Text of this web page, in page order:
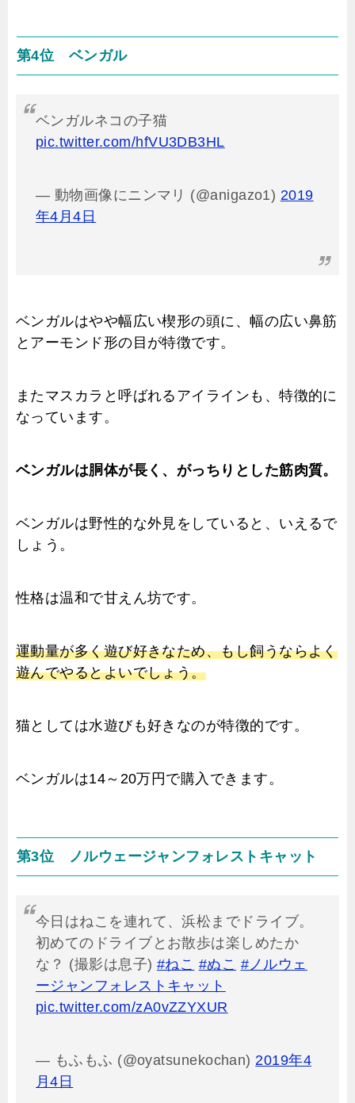
第4位 ベンガル
ベンガルネコの子猫
pic.twitter.com/hfVU3DB3HL
— 動物画像にニンマリ (@anigazo1) 2019
年4月4日
ベンガルはやや幅広い楔形の頭に、幅の広い鼻筋
とアーモンド形の目が特徴です。
またマスカラと呼ばれるアイラインも、特徴的に
なっています。
ベンガルは胴体が長く、がっちりとした筋肉質。
ベンガルは野性的な外見をしていると、いえるで
しょう。
性格は温和で甘えん坊です。
運動量が多く遊び好きなため、もし飼うならよく
遊んでやるとよいでしょう。
猫としては水遊びも好きなのが特徴的です。
ベンガルは14～20万円で購入できます。
第3位 ノルウェージャンフォレストキャット
今日はねこを連れて、浜松までドライブ。
初めてのドライブとお散歩は楽しめたか
な？ (撮影は息子) #ねこ #ぬこ #ノルウェ
ージャンフォレストキャット
pic.twitter.com/zA0vZZYXUR
— もふもふ (@oyatsunekochan) 2019年4
月4日